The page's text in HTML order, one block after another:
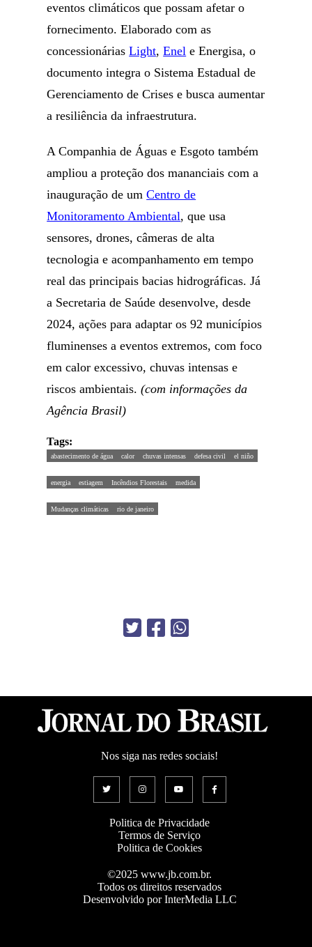
eventos climáticos que possam afetar o
fornecimento. Elaborado com as
concessionáriasLight,Enel e Energisa, o
documento integra o Sistema Estadual de
Gerenciamento de Crises e busca aumentar
a resiliência da infraestrutura.
A Companhia de Águas e Esgoto também
ampliou a proteção dos mananciais com a
inauguração de umCentro de
Monitoramento Ambiental, que usa
sensores, drones, câmeras de alta
tecnologia e acompanhamento em tempo
real das principais bacias hidrográficas. Já
a Secretaria de Saúde desenvolve, desde
2024, ações para adaptar os 92 municípios
fluminenses a eventos extremos, com foco
em calor excessivo, chuvas intensas e
riscos ambientais.(com informações da
Agência Brasil)
Tags:
abastecimento de água calor chuvas intensas defesa civil el niño
energia estiagem Incêndios Florestais medida
Mudanças climáticas rio de janeiro
Nos siga nas redes sociais!
Politica de Privacidade
Termos de Serviço
Politica de Cookies
©2025 www.jb.com.br.
Todos os direitos reservados
Desenvolvido por InterMedia LLC